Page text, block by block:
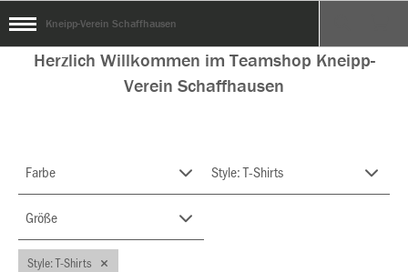
Kneipp-Verein Schaffhausen
Herzlich Willkommen im Teamshop Kneipp-
Verein Schaffhausen
Farbe Style: T-Shirts
Größe
Style: T-Shirts